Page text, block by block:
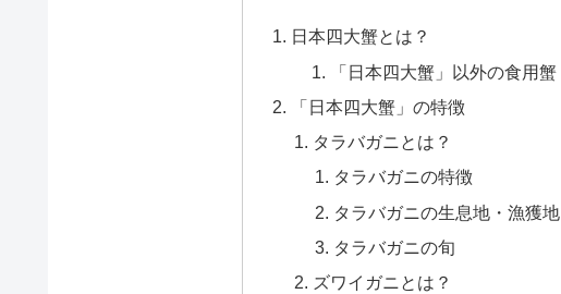
日本四大蟹とは？
「日本四大蟹」以外の食用蟹
「日本四大蟹」の特徴
タラバガニとは？
タラバガニの特徴
タラバガニの生息地・漁獲地
タラバガニの旬
ズワイガニとは？